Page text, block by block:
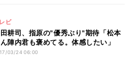
ビ
耕司、指原の"優秀ぶり"期待「松本
陣内君も褒めてる。体感したい」
03/24 06:00